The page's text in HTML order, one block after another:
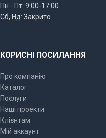
Пн - Пт: 9:00-17:00
Сб, Нд: Закрито
КОРИСНІ ПОСИЛАННЯ
Про компанію
Каталог
Послуги
Наші проекти
Клієнтам
Мій аккаунт